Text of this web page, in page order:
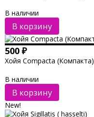
В наличии
В корзину
500 ₽
Хойя Compacta (Компакта)
В наличии
В корзину
New!